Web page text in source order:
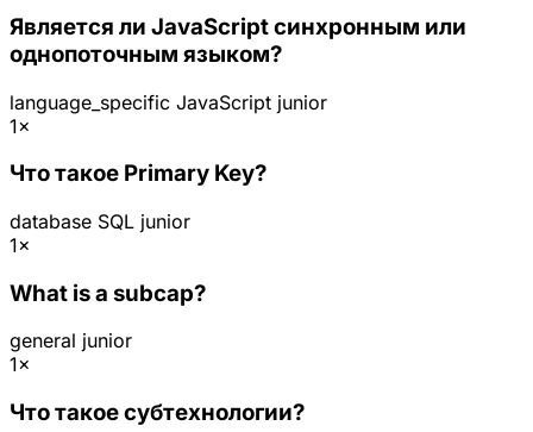
Является ли JavaScript синхронным или
однопоточным языком?
language_specific JavaScript junior
1×
Что такое Primary Key?
database SQL junior
1×
What is a subcap?
general junior
1×
Что такое субтехнологии?